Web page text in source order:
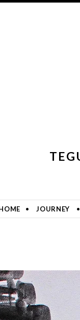
JOURNEY